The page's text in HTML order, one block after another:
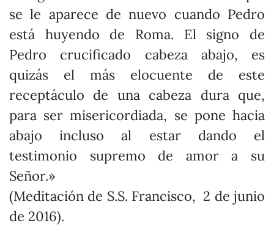
se le aparece de nuevo cuando Pedro
está huyendo de Roma. El signo de
Pedro crucificado cabeza abajo, es
quizás el más elocuente de este
receptáculo de una cabeza dura que,
para ser misericordiada, se pone hacia
abajo incluso al estar dando el
testimonio supremo de amor a su
Señor.»
(Meditación de S.S. Francisco, 2 de junio
de 2016).